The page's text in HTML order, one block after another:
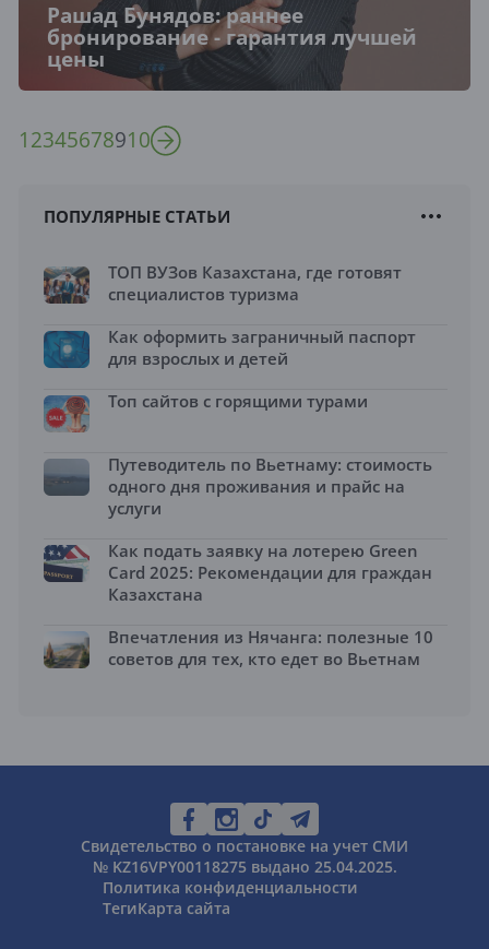
Рашад Бунядов: раннее
бронирование - гарантия лучшей
цены
12345678910
ПОПУЛЯРНЫЕ СТАТЬИ
ТОП ВУЗов Казахстана, где готовят
специалистов туризма
Как оформить заграничный паспорт
для взрослых и детей
Топ сайтов с горящими турами
Путеводитель по Вьетнаму: стоимость
одного дня проживания и прайс на
услуги
Как подать заявку на лотерею Green
Card 2025: Рекомендации для граждан
Казахстана
Впечатления из Нячанга: полезные 10
советов для тех, кто едет во Вьетнам
Свидетельство о постановке на учет СМИ
№ KZ16VPY00118275 выдано 25.04.2025.
Политика конфиденциальности
ТегиКарта сайта